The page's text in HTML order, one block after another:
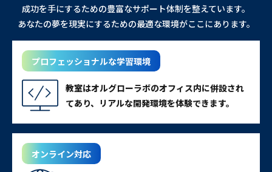
成功を手にするための豊富なサポート体制を整えています。
あなたの夢を現実にするための最適な環境がここにあります。
プロフェッショナルな学習環境
教室はオルグローラボのオフィス内に併設され
てあり、リアルな開発環境を体験できます。
オンライン対応